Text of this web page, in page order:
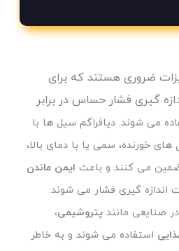
ضروری هستند که برای
گیری فشار حساس در برابر
می شوند. دیافراگم سیل ها با
خورنده، سمی یا با دمای بالا،
می کنند و باعث ایمن ماندن
اندازه گیری فشار می شوند.
صنایعی مانند پتروشیمی،
استفاده می شوند و به خاطر